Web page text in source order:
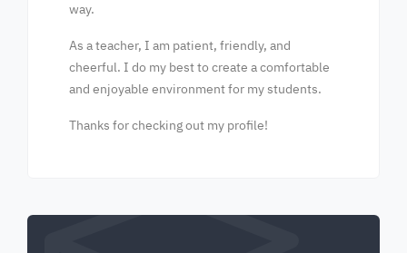
way.
As a teacher, I am patient, friendly, and
cheerful. I do my best to create a comfortable
and enjoyable environment for my students.
Thanks for checking out my profile!